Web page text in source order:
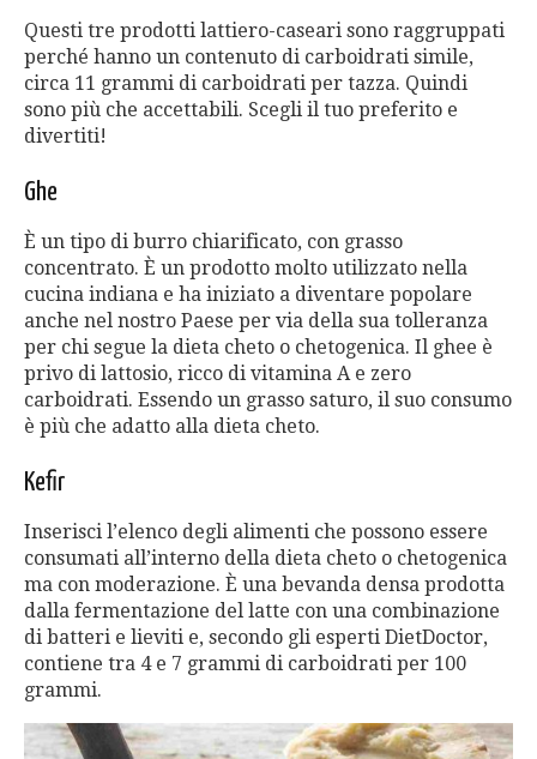
Questi tre prodotti lattiero-caseari sono raggruppati
perché hanno un contenuto di carboidrati simile,
circa 11 grammi di carboidrati per tazza. Quindi
sono più che accettabili. Scegli il tuo preferito e
divertiti!
Ghe
È un tipo di burro chiarificato, con grasso
concentrato. È un prodotto molto utilizzato nella
cucina indiana e ha iniziato a diventare popolare
anche nel nostro Paese per via della sua tolleranza
per chi segue la dieta cheto o chetogenica. Il ghee è
privo di lattosio, ricco di vitamina A e zero
carboidrati. Essendo un grasso saturo, il suo consumo
è più che adatto alla dieta cheto.
Kefir
Inserisci l’elenco degli alimenti che possono essere
consumati all’interno della dieta cheto o chetogenica
ma con moderazione. È una bevanda densa prodotta
dalla fermentazione del latte con una combinazione
di batteri e lieviti e, secondo gli esperti DietDoctor,
contiene tra 4 e 7 grammi di carboidrati per 100
grammi.